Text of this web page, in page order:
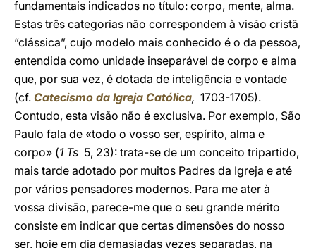
fundamentais indicados no título: corpo, mente, alma.
Estas três categorias não correspondem à visão cristã
“clássica”, cujo modelo mais conhecido é o da pessoa,
entendida como unidade inseparável de corpo e alma
que, por sua vez, é dotada de inteligência e vontade
(cf. Catecismo da Igreja Católica, 1703-1705).
Contudo, esta visão não é exclusiva. Por exemplo, São
Paulo fala de «todo o vosso ser, espírito, alma e
corpo» (1 Ts 5, 23): trata-se de um conceito tripartido,
mais tarde adotado por muitos Padres da Igreja e até
por vários pensadores modernos. Para me ater à
vossa divisão, parece-me que o seu grande mérito
consiste em indicar que certas dimensões do nosso
ser, hoje em dia demasiadas vezes separadas, na